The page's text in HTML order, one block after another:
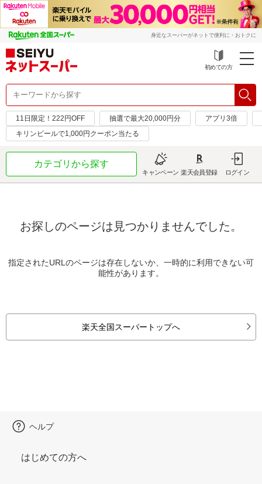
身近なスーパーがネットで便利に・おトクに
初めての方
11日限定！222円OFF 抽選で最大20,000円分
アプリ3倍
キリンビールで1,000円クーポン当たる
カテゴリから探す
キャンペーン 楽天会員登録 ログイン
お探しのページは見つかりませんでした。
指定されたURLのページは存在しないか、一時的に利用できない可
能性があります。
楽天全国スーパートップへ
ヘルプ
はじめての方へ